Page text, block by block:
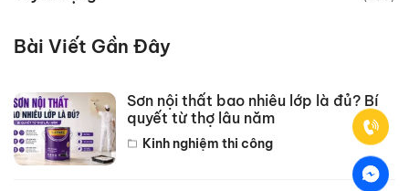
Bài Viết Gần Đây
Sơn nội thất bao nhiêu lớp là đủ? Bí
quyết từ thợ lâu năm
Kinh nghiệm thi công